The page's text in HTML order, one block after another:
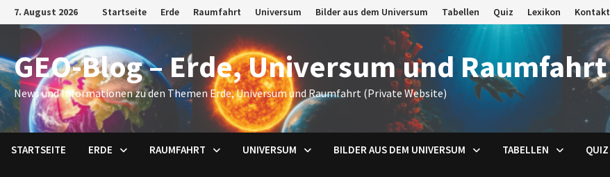
Zum
Inhalt
springen
7. August 2026 Startseite Erde Raumfahrt Universum Bilder aus dem Universum Tabellen Quiz Lexikon Kontakt
GEO-Blog – Erde, Universum und Raumfahrt
News und Informationen zu den Themen Erde, Universum und Raumfahrt (Private Website)
STARTSEITE ERDE RAUMFAHRT UNIVERSUM BILDER AUS DEM UNIVERSUM TABELLEN QUIZ